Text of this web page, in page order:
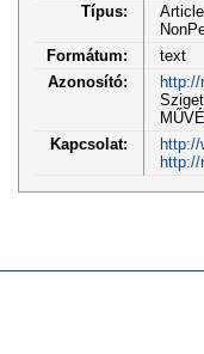
Típus:
Article
Formátum:
text
Azonosító:
Kapcsolat: